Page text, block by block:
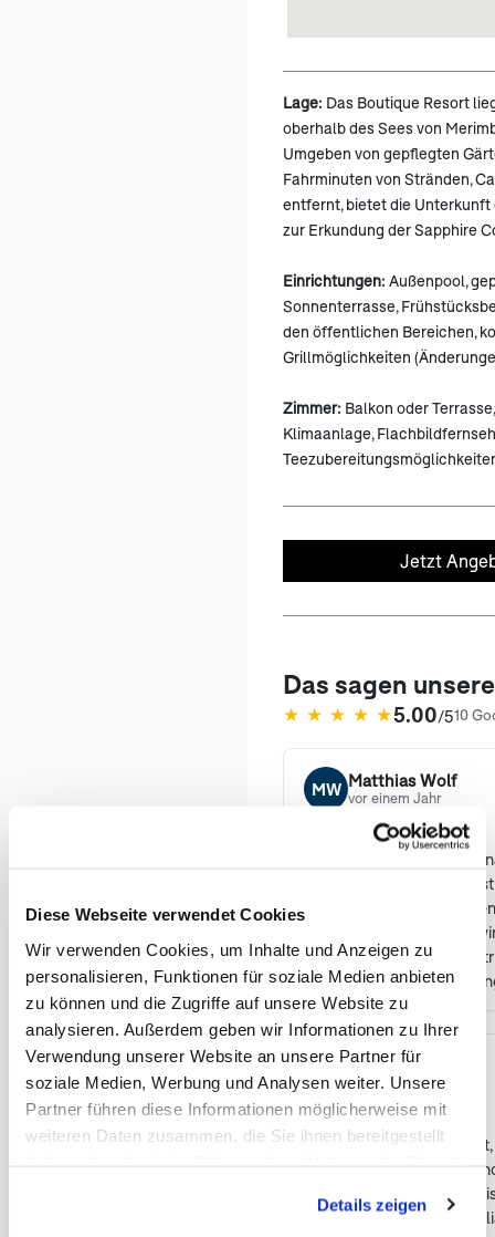
Diese Webseite verwendet Cookies
Wir verwenden Cookies, um Inhalte und Anzeigen zu
personalisieren, Funktionen für soziale Medien anbieten
zu können und die Zugriffe auf unsere Website zu
analysieren. Außerdem geben wir Informationen zu Ihrer
Verwendung unserer Website an unsere Partner für
soziale Medien, Werbung und Analysen weiter. Unsere
Partner führen diese Informationen möglicherweise mit
weiteren Daten zusammen, die Sie ihnen bereitgestellt
Cookies, wenn Sie unsere Webseite weiterhin nutzen.
Details zeigen
Lage: Das Boutique Resort
oberhalb des Sees von
Umgeben von gepflegten
Fahrminuten von Stränden,
entfernt, bietet die
zur Erkundung der Sapphire
Einrichtungen: Außenpool,
Sonnenterrasse,
den öffentlichen Bereichen,
Grillmöglichkeiten
Zimmer: Balkon oder
Klimaanlage,
Jetzt
Das sagen
★ ★ ★ ★ ★5.00/510
(öffnet in neuem Tab)
MW Matthias Wolf
vor einem Jahr
★ ★
Unsere Selbstfahr-Reise
Australien wurde von
und unseren Wünschen
und organisiert, sodass
(Land und Leute)
Rückfragen in
Herr Wührmann bei
kompetent zur Seite. Wir
nur weiterempfehlen.
Kathrin Ko
vor 2 Jahren
★ ★ ★ ★ ★
Wir haben lange
Australien und
dann im Internet nach
Anfragen gestellt.